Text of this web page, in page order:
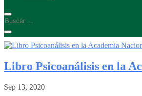
Libro Psicoanálisis en la
Sep 13, 2020